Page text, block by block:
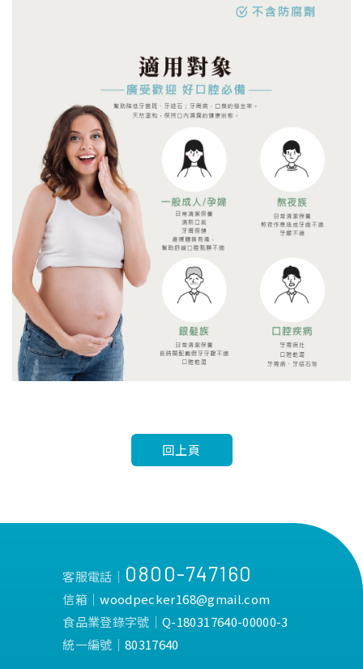
回上頁
客服電話│ 0800-747160
信箱│woodpecker168@gmail.com
食品業登錄字號│Q-180317640-00000-3
統一編號│80317640